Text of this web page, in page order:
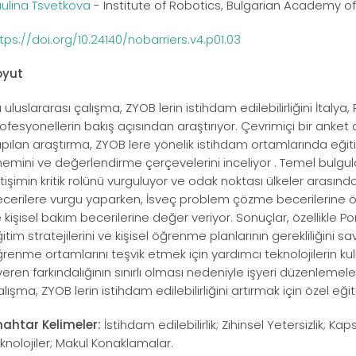
Tsvetkova - Institute of Robotics, Bulgarian Academy
doi.org/10.24140/nobarriers.v4.p01.03
uluslararası çalışma, ZYOB lerin istihdam edilebilirliğini İtalya,
bakış açısından araştırıyor. Çevrimiçi bir
araştırma, ZYOB lere yönelik istihdam ortamlarında
ve değerlendirme çerçevelerini inceliyor . Temel
kritik rolünü vurguluyor ve odak noktası ülkeler
vurgu yaparken, İsveç problem çözme becerilerine
kişisel bakım becerilerine değer veriyor. Sonuçlar, özellikle
stratejilerini ve kişisel öğrenme planlarının gerekliliğini
ortamlarını teşvik etmek için yardımcı teknolojilerin
farkındalığının sınırlı olması nedeniyle işyeri
ZYOB lerin istihdam edilebilirliğini artırmak için özel
Kelimeler: İstihdam edilebilirlik; Zihinsel Yetersizlik;
Makul Konaklamalar.